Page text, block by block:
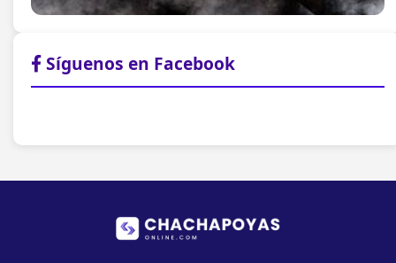
Síguenos en Facebook